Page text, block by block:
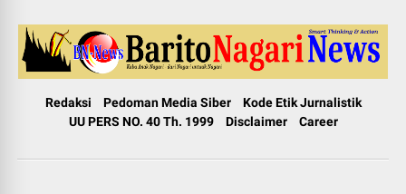
Redaksi Pedoman Media Siber
Kode Etik Jurnalistik
UU PERS NO. 40 Th. 1999
Disclaimer Career